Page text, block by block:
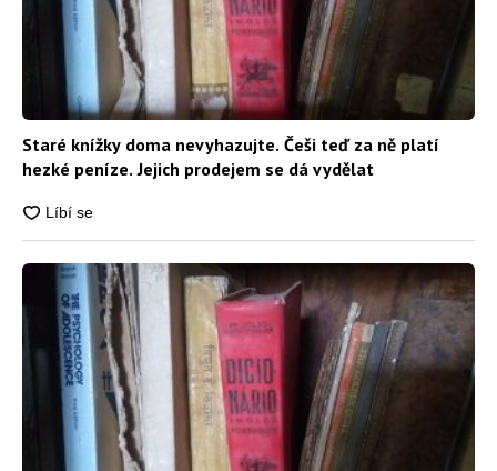
Staré knížky doma nevyhazujte. Češi teď za ně platí
hezké peníze. Jejich prodejem se dá vydělat